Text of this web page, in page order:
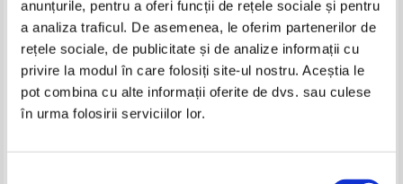
anunțurile, pentru a oferi funcții de rețele sociale și pentru
a analiza traficul. De asemenea, le oferim partenerilor de
rețele sociale, de publicitate și de analize informații cu
privire la modul în care folosiți site-ul nostru. Aceștia le
pot combina cu alte informații oferite de dvs. sau culese
în urma folosirii serviciilor lor.
Produse din aceeasi categorie